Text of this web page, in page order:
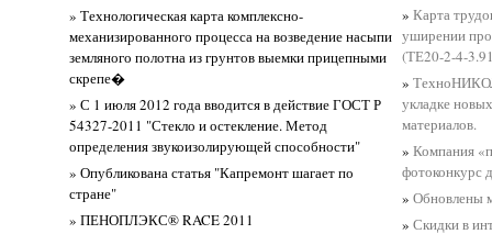
» Технологическая карта комплексно-
механизированного процесса на возведение насыпи
земляного полотна из грунтов выемки прицепными
скрепе�
» С 1 июля 2012 года вводится в действие ГОСТ Р
54327-2011 "Стекло и остекление. Метод
определения звукоизолирующей способности"
» Опубликована статья "Капремонт шагает по
стране"
» ПЕНОПЛЭКС® RACE 2011
»Карта
уширении
(ТЕ20-2-4-
»
укладке
материалов.
»Компания
фотоконкурс
»Обновлены
»Скидки в